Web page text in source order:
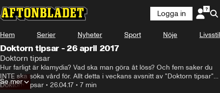
Logga in
Hem Serier Nyheter Sport Nöje Livsstil
Doktorn tipsar - 26 april 2017
Doktorn tipsar
Hur farligt är klamydia? Vad ska man göra åt löss? Och fem saker du
INTE ska söka vård för. Allt detta i veckans avsnitt av "Doktorn tipsar"
med läkaren Arash Sanari.
Doktorn tipsar • 26.04.17 • 7 min
Se mer